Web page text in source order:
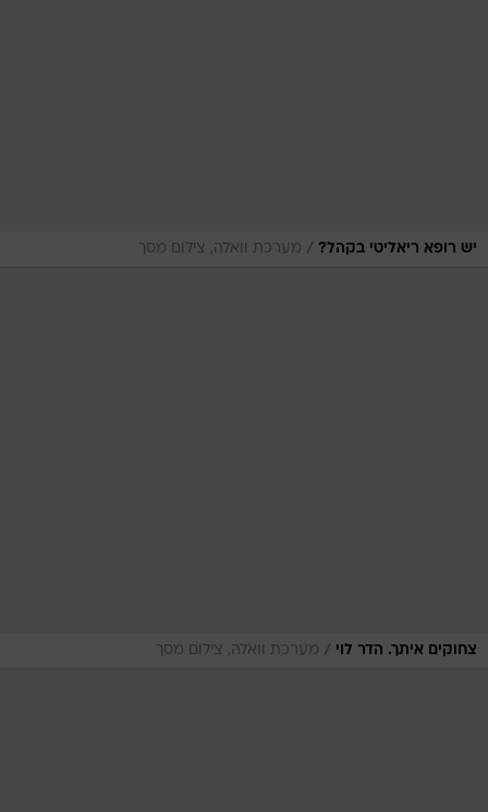
יש רופא ריאליטי בקהל? / מערכת וואלה, צילום מסך
צחוקים איתך. הדר לוי / מערכת וואלה, צילום מסך